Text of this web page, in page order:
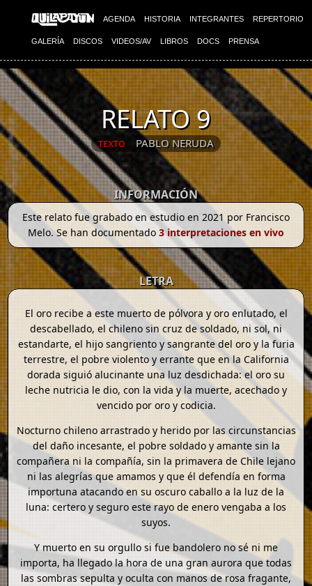
AGENDA HISTORIA INTEGRANTES REPERTORIO
GALERÍA DISCOS VIDEOS/AV LIBROS DOCS PRENSA
RELATO 9
TEXTO PABLO NERUDA
INFORMACIÓN
Este relato fue grabado en estudio en 2021 por Francisco
Melo. Se han documentado3 interpretaciones en vivo
LETRA
El oro recibe a este muerto de pólvora y oro enlutado, el
descabellado, el chileno sin cruz de soldado, ni sol, ni
estandarte, el hijo sangriento y sangrante del oro y la furia
terrestre, el pobre violento y errante que en la California
dorada siguió alucinante una luz desdichada: el oro su
leche nutricia le dio, con la vida y la muerte, acechado y
vencido por oro y codicia.
Nocturno chileno arrastrado y herido por las circunstancias
del daño incesante, el pobre soldado y amante sin la
compañera ni la compañía, sin la primavera de Chile lejano
ni las alegrías que amamos y que él defendía en forma
importuna atacando en su oscuro caballo a la luz de la
luna: certero y seguro este rayo de enero vengaba a los
suyos.
Y muerto en su orgullo si fue bandolero no sé ni me
importa, ha llegado la hora de una gran aurora que todas
las sombras sepulta y oculta con manos de rosa fragante,